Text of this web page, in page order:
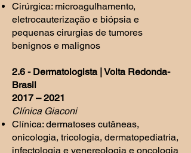
Cirúrgica: microagulhamento,
eletrocauterização e biópsia e
pequenas cirurgias de tumores
benignos e malignos
2.6 - Dermatologista | Volta Redonda-
Brasil
2017 – 2021
Clínica Giaconi
Clínica: dermatoses cutâneas,
onicologia, tricologia, dermatopediatria,
infectologia e venereologia e oncologia